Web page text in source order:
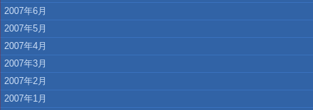
2007年6月
2007年5月
2007年4月
2007年3月
2007年2月
2007年1月